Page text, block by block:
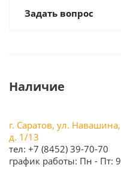
Задать вопрос
Наличие
г. Саратов, ул. Навашина,
д. 1/13
тел: +7 (8452) 39-70-70
график работы: Пн - Пт: